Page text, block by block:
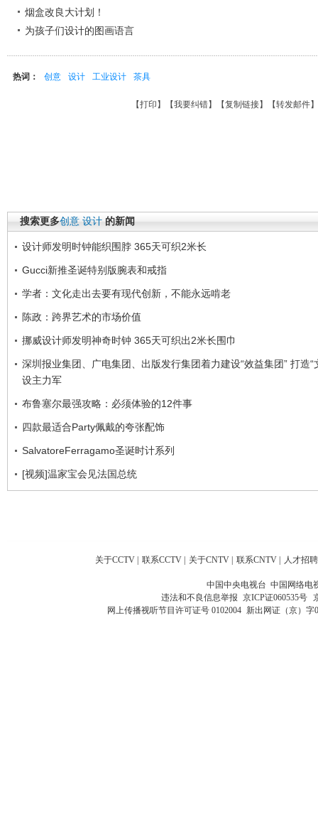
烟盒改良大计划！
为孩子们设计的图画语言
热词： 创意 设计 工业设计 茶具
【打印 】【我要纠错】【复制链接】【转发邮件
搜索更多创意 设计 的新闻
设计师发明时钟能织围脖 365天可织2米长
Gucci新推圣诞特别版腕表和戒指
学者：文化走出去要有现代创新，不能永远啃老
陈政：跨界艺术的市场价值
挪威设计师发明神奇时钟 365天可织出2米长围巾
深圳报业集团、广电集团、出版发行集团着力建设“效益集团” 打造“
设主力军
布鲁塞尔最强攻略：必须体验的12件事
四款最适合Party佩戴的夸张配饰
SalvatoreFerragamo圣诞时计系列
[视频]温家宝会见法国总统
关于CCTV 联系CCTV 关于CNTV 联系CNTV 人才招聘
中国中央电视台 中国网络电
违法和不良信息举报 京ICP证060535号
网上传播视听节目许可证号 0102004 新出网证（京）